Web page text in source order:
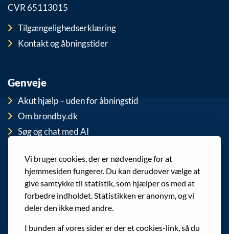
Vi bruger cookies, der er nødvendige for at
hjemmesiden fungerer. Du kan derudover vælge at
give samtykke til statistik, som hjælper os med at
forbedre indholdet. Statistikken er anonym, og vi
deler den ikke med andre.
I bunden af vores sider er der et cookies-link, så du
CVR 65113015
Tilgængelighedserklæring
Kontakt og åbningstider
Genveje
Akut hjælp – uden for åbningstid
Om brondby.dk
Søg og chat med AI
EAN-numre
Cookies
Privatlivspolitik (GDPR)